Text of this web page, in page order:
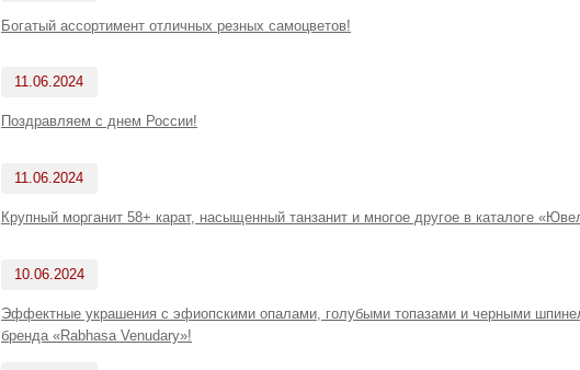
Богатый ассортимент отличных резных самоцветов!
11.06.2024
Поздравляем с днем России!
11.06.2024
Крупный морганит 58+ карат, насыщенный танзанит и многое другое в каталоге
10.06.2024
Эффектные украшения с эфиопскими опалами, голубыми топазами и черными
бренда «Rabhasa Venudary»!